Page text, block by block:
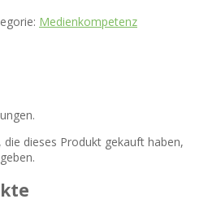
Medienkompetenz
dieses Produkt gekauft haben,